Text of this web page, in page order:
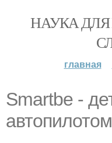
НАУКА
главная
Smartbe -